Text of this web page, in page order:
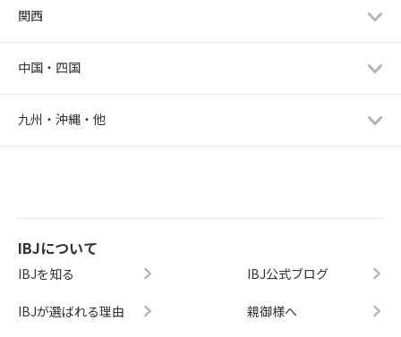
関西
中国・四国
九州・沖縄・他
IBJについて
IBJを知る
IBJが選ばれる理由
IBJ公式ブログ
親御様へ